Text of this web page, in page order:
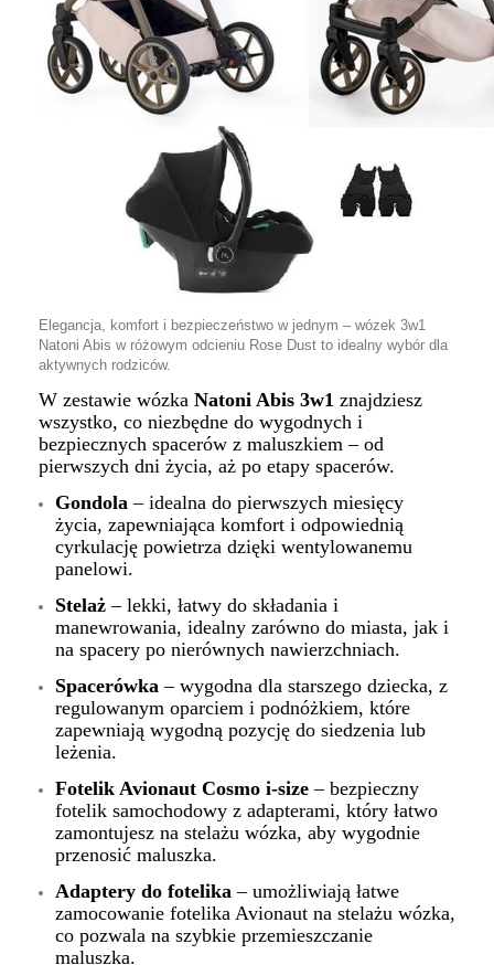
Elegancja, komfort i bezpieczeństwo w jednym – wózek 3w1
Natoni Abis w różowym odcieniu Rose Dust to idealny wybór dla
aktywnych rodziców.
W zestawie wózka Natoni Abis 3w1 znajdziesz
wszystko, co niezbędne do wygodnych i
bezpiecznych spacerów z maluszkiem – od
pierwszych dni życia, aż po etapy spacerów.
Gondola – idealna do pierwszych miesięcy
życia, zapewniająca komfort i odpowiednią
cyrkulację powietrza dzięki wentylowanemu
panelowi.
Stelaż – lekki, łatwy do składania i
manewrowania, idealny zarówno do miasta, jak i
na spacery po nierównych nawierzchniach.
Spacerówka – wygodna dla starszego dziecka, z
regulowanym oparciem i podnóżkiem, które
zapewniają wygodną pozycję do siedzenia lub
leżenia.
Fotelik Avionaut Cosmo i-size – bezpieczny
fotelik samochodowy z adapterami, który łatwo
zamontujesz na stelażu wózka, aby wygodnie
przenosić maluszka.
Adaptery do fotelika – umożliwiają łatwe
zamocowanie fotelika Avionaut na stelażu wózka,
co pozwala na szybkie przemieszczanie
maluszka.